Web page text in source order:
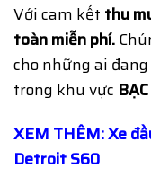
Với cam kết thu
toàn miễn phí.
cho những ai
trong khu vực
XEM THÊM: Xe
Detroit S60